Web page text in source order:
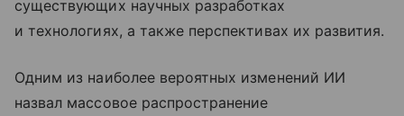
существующих научных разработках
и технологиях, а также перспективах их развития.
Одним из наиболее вероятных изменений ИИ
назвал массовое распространение